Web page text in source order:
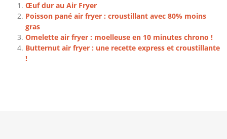
Œuf dur au Air Fryer
Poisson pané air fryer : croustillant avec 80% moins
gras
Omelette air fryer : moelleuse en 10 minutes chrono !
Butternut air fryer : une recette express et croustillante
!